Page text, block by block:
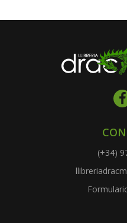
(+34)